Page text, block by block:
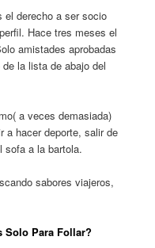
el derecho a ser socio
Hace tres meses el
amistades aprobadas
la lista de abajo del
a veces demasiada)
a hacer deporte, salir de
sofa a la bartola.
sabores viajeros,
Solo Para Follar?